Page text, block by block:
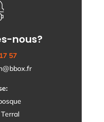
nous?
57